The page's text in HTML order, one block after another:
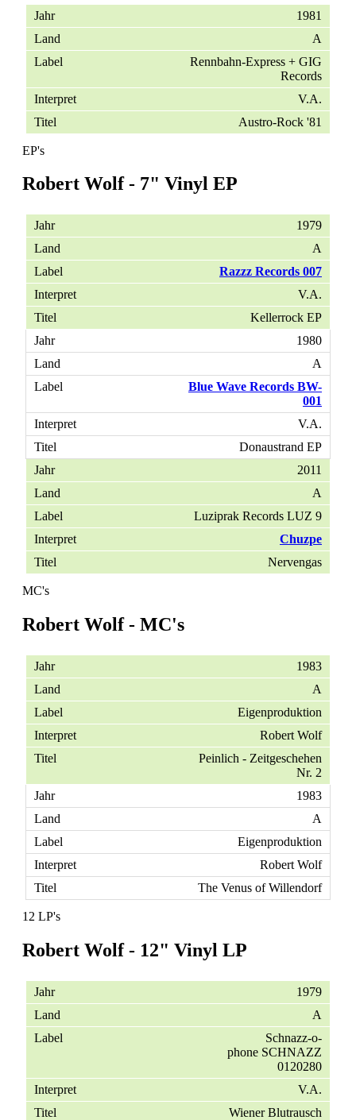
1981
A
Rennbahn-Express + GIG
Records
V.A.
Austro-Rock '81
EP's
Robert Wolf - 7" Vinyl EP
1979
A
Razzz Records 007
V.A.
Kellerrock EP
1980
A
Blue Wave Records BW-
001
V.A.
Donaustrand EP
2011
A
Luziprak Records LUZ 9
Chuzpe
Nervengas
MC's
Robert Wolf - MC's
1983
A
Eigenproduktion
Robert Wolf
Peinlich - Zeitgeschehen
Nr. 2
1983
A
Eigenproduktion
Robert Wolf
The Venus of Willendorf
12 LP's
Robert Wolf - 12" Vinyl LP
1979
A
Schnazz-o-
phone SCHNAZZ
0120280
V.A.
Wiener Blutrausch